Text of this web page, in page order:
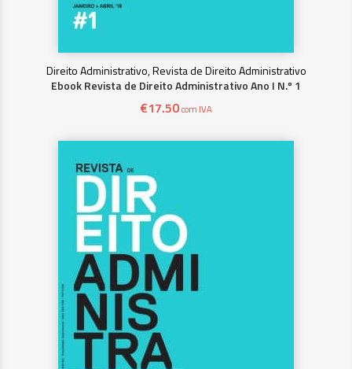
Direito Administrativo, Revista de Direito Administrativo
Ebook Revista de Direito Administrativo Ano I N.º 1
€17.50com IVA